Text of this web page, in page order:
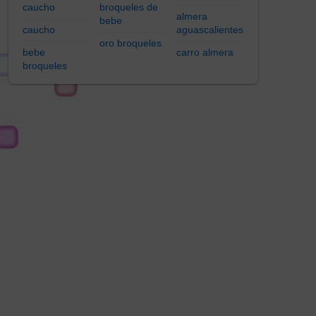
caucho
caucho
bebe
broqueles
broqueles de
bebe
oro broqueles
almera
aguascalientes
carro almera